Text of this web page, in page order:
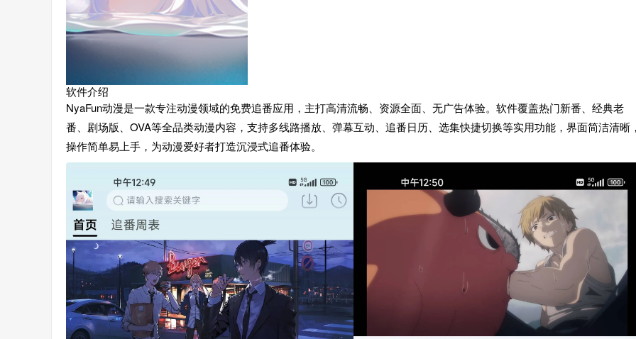
软件介绍
NyaFun动漫是一款专注动漫领域的免费追番应用，主打高清流畅、资源全面、无广告体验。软件覆盖热门新番、经典老
番、剧场版、OVA等全品类动漫内容，支持多线路播放、弹幕互动、追番日历、选集快捷切换等实用功能，界面简洁清晰
操作简单易上手，为动漫爱好者打造沉浸式追番体验。